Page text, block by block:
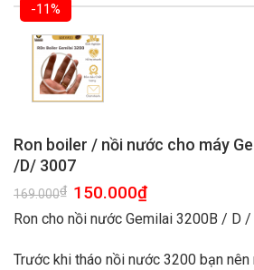
-11%
Ron boiler / nồi nước cho máy
/D/ 3007
169.000₫ 150.000₫
Ron cho nồi nước Gemilai 3200B / D
Trước khi tháo nồi nước 3200 bạn